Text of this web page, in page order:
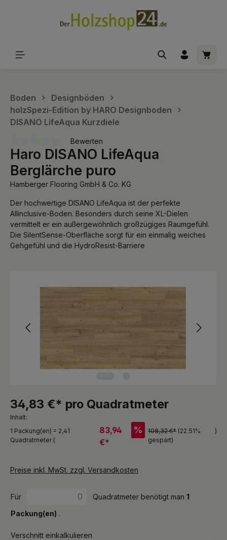
Boden
Designböden
holzSpezi-Edition by HARO Designboden
DISANO LifeAqua Kurzdiele
Durchschnittliche Bewertung von 0 von 5 Sternen
Bewerten
Haro DISANO LifeAqua
Berglärche puro
Hamberger Flooring GmbH & Co. KG
Der hochwertige DISANO LifeAqua ist der perfekte
Allinclusive-Boden. Besonders durch seine XL-Dielen
vermittelt er ein außergewöhnlich großzügiges Raumgefühl.
Die SilentSense-Oberfläche sorgt für ein einmalig weiches
Gehgefühl und die HydroResist-Barriere
34,83 €* pro Quadratmeter
Inhalt:
1 Packung(en) = 2,41
Quadratmeter (
83,94
€*
% 108,32 €* (22.51%
gespart)
)
Preise inkl. MwSt. zzgl. Versandkosten
Für Quadratmeter benötigt man 1
Packung(en) .
Verschnitt einkalkulieren